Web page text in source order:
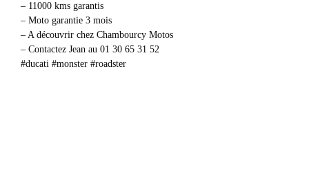
– 11000 kms garantis
– Moto garantie 3 mois
– A découvrir chez Chambourcy Motos
– Contactez Jean au 01 30 65 31 52
#ducati #monster #roadster